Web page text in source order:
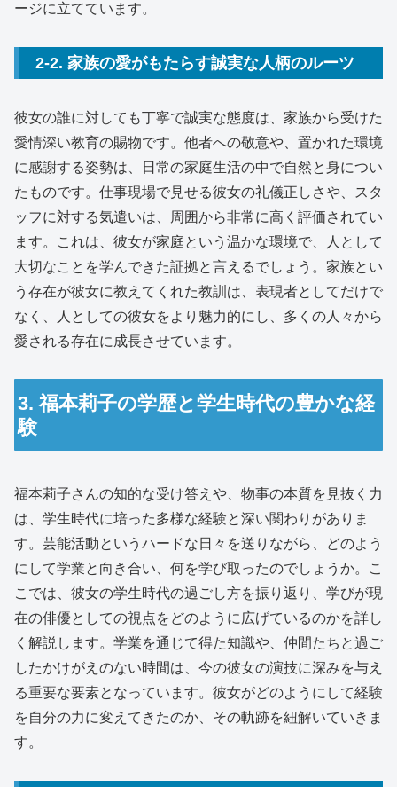
ージに立てています。
2-2. 家族の愛がもたらす誠実な人柄のルーツ
彼女の誰に対しても丁寧で誠実な態度は、家族から受けた
愛情深い教育の賜物です。他者への敬意や、置かれた環境
に感謝する姿勢は、日常の家庭生活の中で自然と身につい
たものです。仕事現場で見せる彼女の礼儀正しさや、スタ
ッフに対する気遣いは、周囲から非常に高く評価されてい
ます。これは、彼女が家庭という温かな環境で、人として
大切なことを学んできた証拠と言えるでしょう。家族とい
う存在が彼女に教えてくれた教訓は、表現者としてだけで
なく、人としての彼女をより魅力的にし、多くの人々から
愛される存在に成長させています。
3. 福本莉子の学歴と学生時代の豊かな経
験
福本莉子さんの知的な受け答えや、物事の本質を見抜く力
は、学生時代に培った多様な経験と深い関わりがありま
す。芸能活動というハードな日々を送りながら、どのよう
にして学業と向き合い、何を学び取ったのでしょうか。こ
こでは、彼女の学生時代の過ごし方を振り返り、学びが現
在の俳優としての視点をどのように広げているのかを詳し
く解説します。学業を通じて得た知識や、仲間たちと過ご
したかけがえのない時間は、今の彼女の演技に深みを与え
る重要な要素となっています。彼女がどのようにして経験
を自分の力に変えてきたのか、その軌跡を紐解いていきま
す。